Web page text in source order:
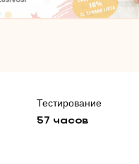
Тестирование
57 часов